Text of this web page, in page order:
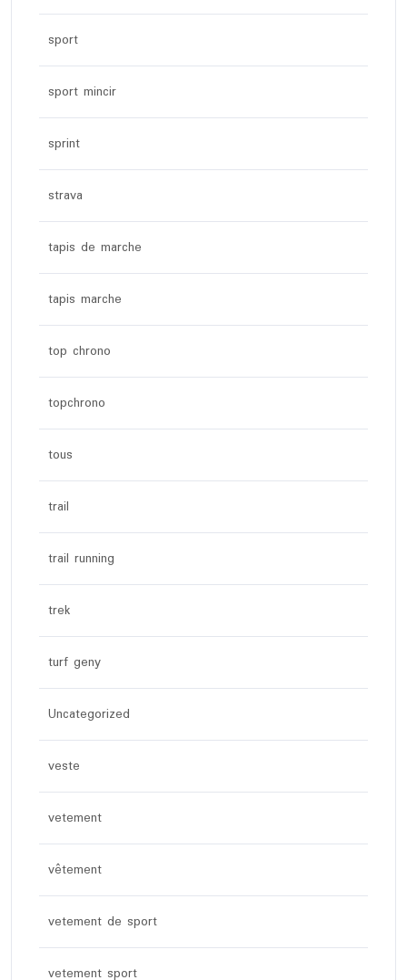
sport
sport mincir
sprint
strava
tapis de marche
tapis marche
top chrono
topchrono
tous
trail
trail running
trek
turf geny
Uncategorized
veste
vetement
vêtement
vetement de sport
vetement sport